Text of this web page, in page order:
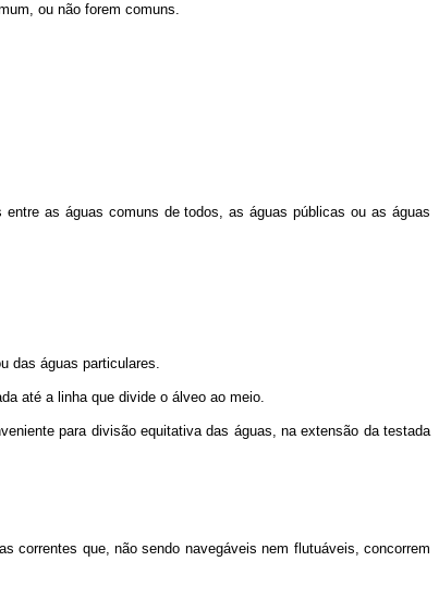
ou não forem comuns.
as águas comuns de todos, as águas públicas ou as águas
das águas particulares.
até a linha que divide o álveo ao meio.
para divisão equitativa das águas, na extensão da testada
correntes que, não sendo navegáveis nem flutuáveis, concorrem